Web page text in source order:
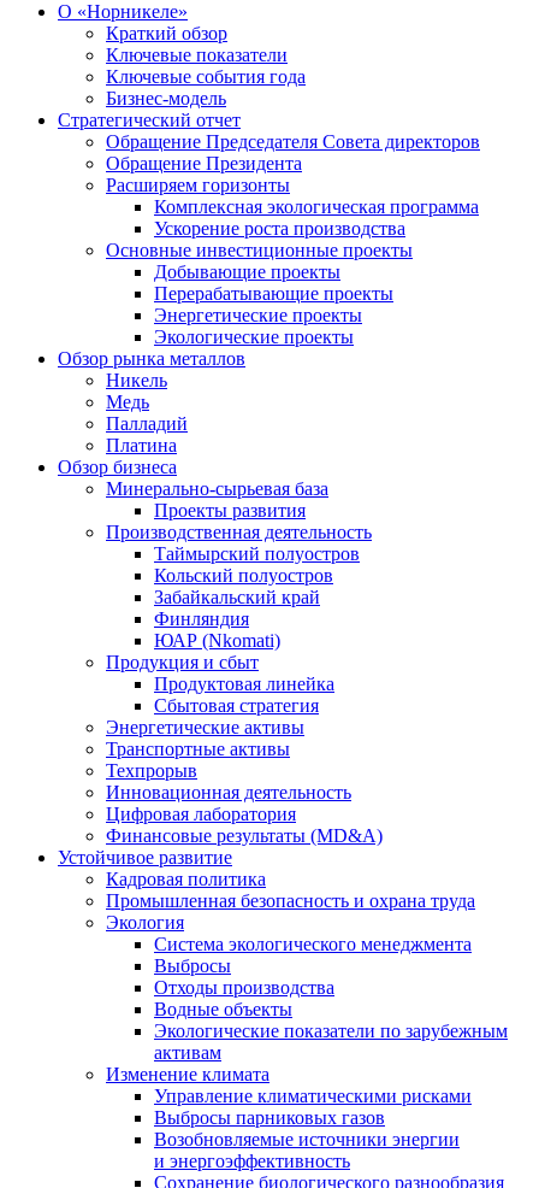
О «Норникеле»
Краткий обзор
Ключевые показатели
Ключевые события года
Бизнес-модель
Стратегический отчет
Обращение Председателя Совета директоров
Обращение Президента
Расширяем горизонты
Комплексная экологическая программа
Ускорение роста производства
Основные инвестиционные проекты
Добывающие проекты
Перерабатывающие проекты
Энергетические проекты
Экологические проекты
Обзор рынка металлов
Никель
Медь
Палладий
Платина
Обзор бизнеса
Минерально-сырьевая база
Проекты развития
Производственная деятельность
Таймырский полуостров
Кольский полуостров
Забайкальский край
Финляндия
ЮАР (Nkomati)
Продукция и сбыт
Продуктовая линейка
Сбытовая стратегия
Энергетические активы
Транспортные активы
Техпрорыв
Инновационная деятельность
Цифровая лаборатория
Финансовые результаты (MD&A)
Устойчивое развитие
Кадровая политика
Промышленная безопасность и охрана труда
Экология
Система экологического менеджмента
Выбросы
Отходы производства
Водные объекты
Экологические показатели по зарубежным
активам
Изменение климата
Управление климатическими рисками
Выбросы парниковых газов
Возобновляемые источники энергии
и энергоэффективность
Сохранение биологического разнообразия